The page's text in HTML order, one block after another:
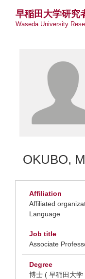
早稲田大学研究
Waseda University
OKUBO,
Affiliation
Affiliated
Language
Job title
Associate
Degree
博士 ( 早稲田大学